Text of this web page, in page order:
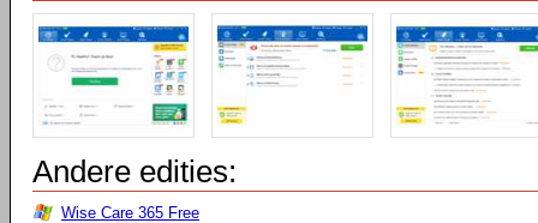
Andere edities:
Wise Care 365 Free